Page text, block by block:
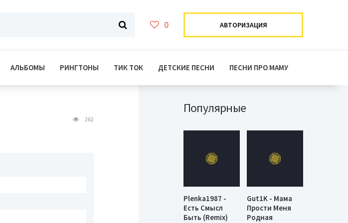
0 АВТОРИЗАЦИЯ
АЛЬБОМЫ РИНГТОНЫ ТИК ТОК ДЕТСКИЕ ПЕСНИ ПЕСНИ ПРО МАМУ
262
Популярные
Plenka1987 -
Есть Смысл
Быть (Remix)
Gut1K - Мама
Прости Меня
Родная